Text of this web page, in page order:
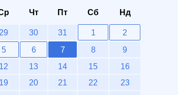
Чт Пт Сб Нд
29 30 31 1
2
5 6 7 8
9
12 13 14 15
16
19 20 21 22
23